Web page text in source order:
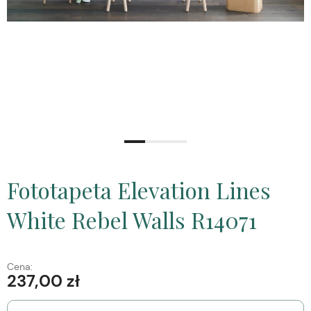
Fototapeta Elevation Lines
White Rebel Walls R14071
Cena:
237,00 zł